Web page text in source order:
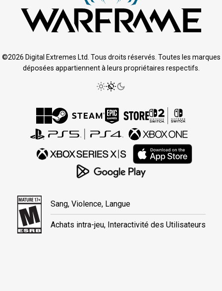
©2026 Digital Extremes Ltd. Tous droits réservés. Toutes les marques
déposées appartiennent à leurs propriétaires respectifs.
Sang, Violence, Langue
Achats intra-jeu, Interactivité des Utilisateurs